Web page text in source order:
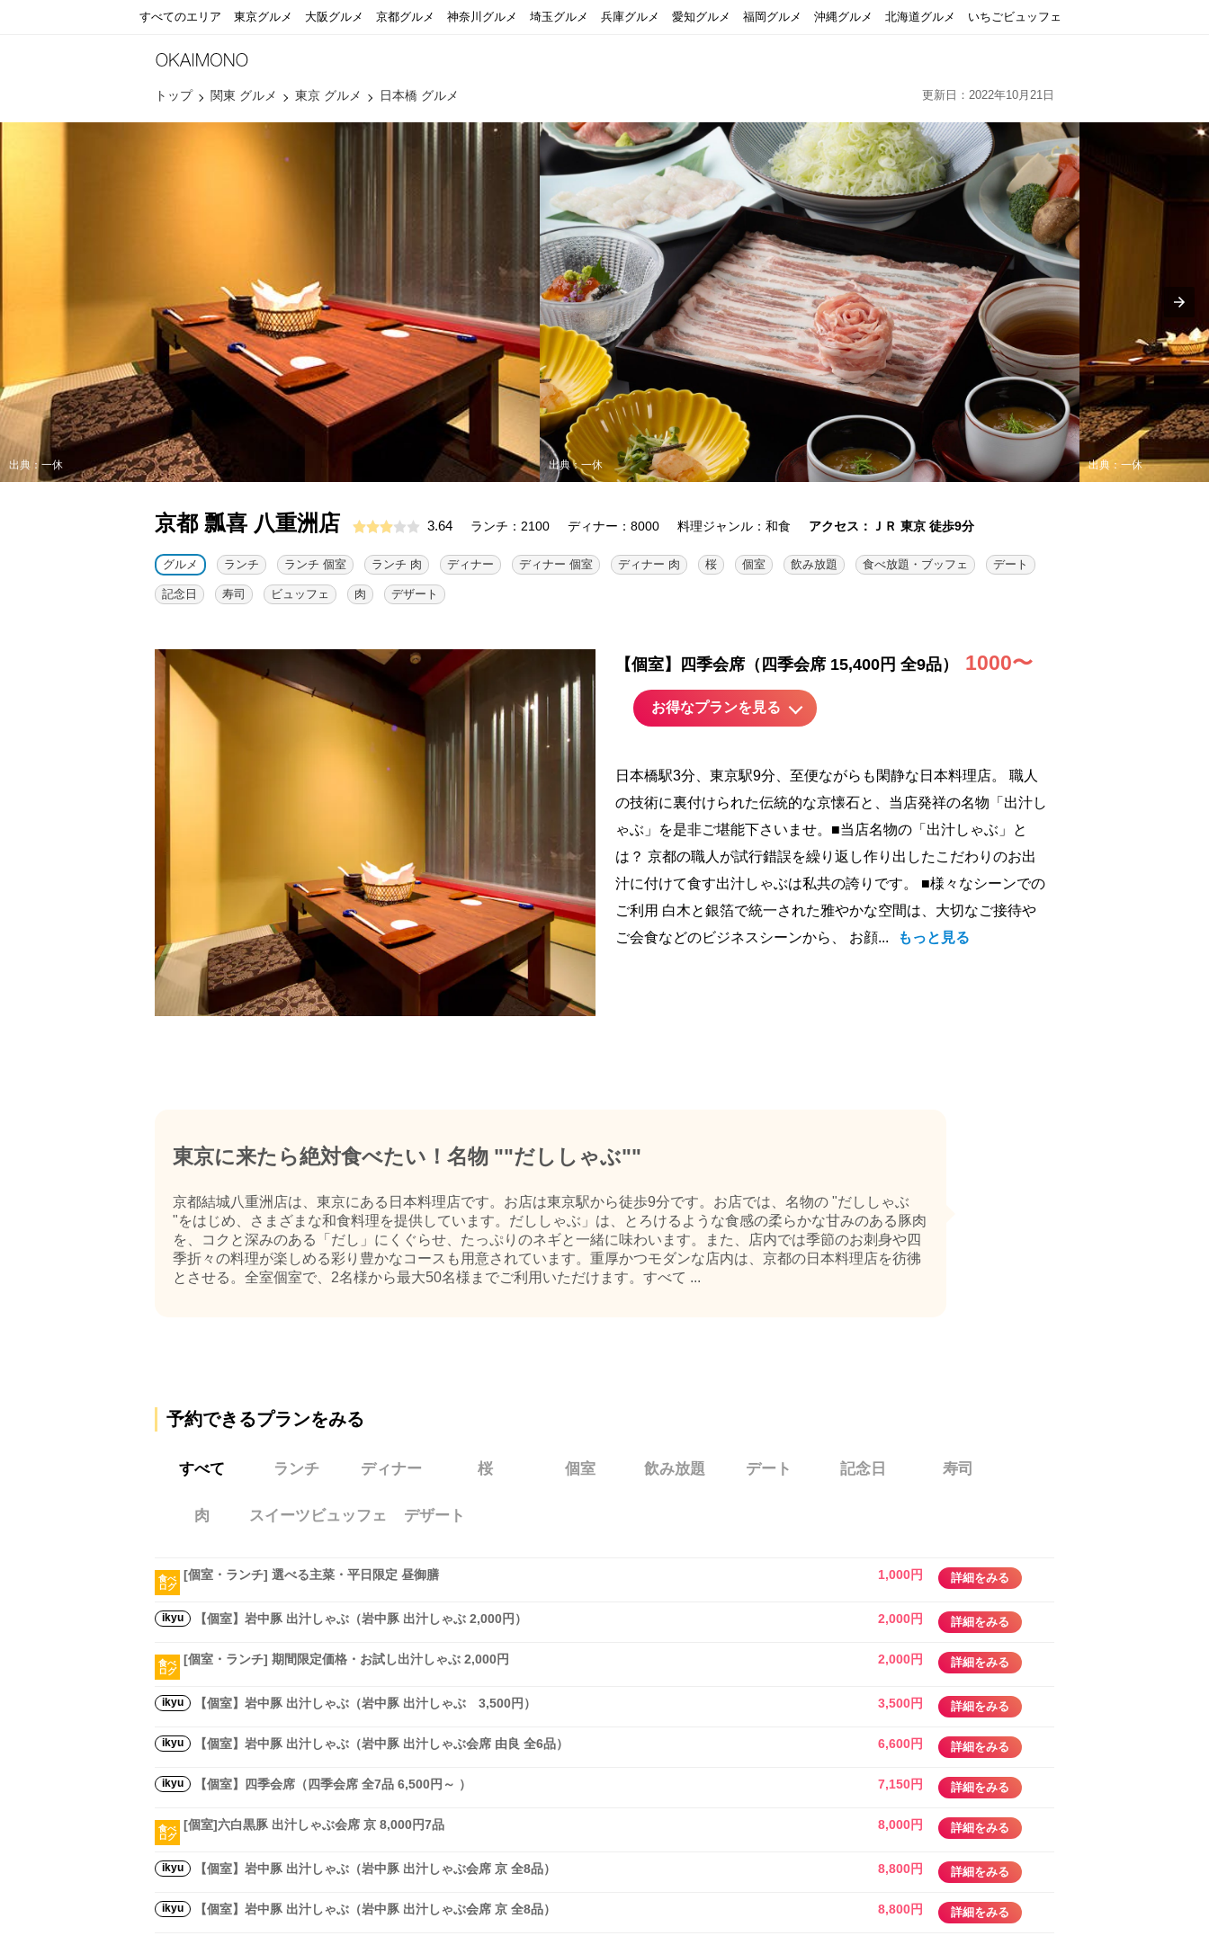
すべてのエリア 東京グルメ 大阪グルメ 京都グルメ 神奈川グルメ 埼玉グルメ 兵庫グルメ 愛知グルメ 福岡グルメ 沖縄グルメ 北海道グルメ いちごビュッフェ
トップ 関東 グルメ 東京 グルメ 日本橋 グルメ 更新日：2022年10月21日
出典：一休 出典：一休 出典：一休
京都 瓢喜 八重洲店 3.64 ランチ：2100 ディナー：8000 料理ジャンル：和食 アクセス：ＪＲ 東京 徒歩9分
グルメ ランチ ランチ 個室 ランチ 肉 ディナー ディナー 個室 ディナー 肉 桜 個室 飲み放題 食べ放題・ブッフェ デート
記念日 寿司 ビュッフェ 肉 デザート
【個室】四季会席（四季会席 15,400円 全9品） 1000〜
お得なプランを見る
日本橋駅3分、東京駅9分、至便ながらも閑静な日本料理店。 職人
の技術に裏付けられた伝統的な京懐石と、当店発祥の名物「出汁し
ゃぶ」を是非ご堪能下さいませ。■当店名物の「出汁しゃぶ」と
は？ 京都の職人が試行錯誤を繰り返し作り出したこだわりのお出
汁に付けて食す出汁しゃぶは私共の誇りです。 ■様々なシーンでの
ご利用 白木と銀箔で統一された雅やかな空間は、大切なご接待や
ご会食などのビジネスシーンから、 お顔...
もっと見る
東京に来たら絶対食べたい！名物 ""だししゃぶ""
京都結城八重洲店は、東京にある日本料理店です。お店は東京駅から徒歩9分です。お店では、名物の "だししゃぶ
"をはじめ、さまざまな和食料理を提供しています。だししゃぶ」は、とろけるような食感の柔らかな甘みのある豚肉
を、コクと深みのある「だし」にくぐらせ、たっぷりのネギと一緒に味わいます。また、店内では季節のお刺身や四
季折々の料理が楽しめる彩り豊かなコースも用意されています。重厚かつモダンな店内は、京都の日本料理店を彷彿
とさせる。全室個室で、2名様から最大50名様までご利用いただけます。すべて ...
予約できるプランをみる
すべて
食べ
ログ
[個室・ランチ] 選べる主菜・平日限定 昼御膳 1,000円 詳細をみる
ikyu 【個室】岩中豚 出汁しゃぶ（岩中豚 出汁しゃぶ 2,000円） 2,000円 詳細をみる
食べ
ログ
[個室・ランチ] 期間限定価格・お試し出汁しゃぶ 2,000円 2,000円 詳細をみる
ikyu 【個室】岩中豚 出汁しゃぶ（岩中豚 出汁しゃぶ 3,500円） 3,500円 詳細をみる
ikyu 【個室】岩中豚 出汁しゃぶ（岩中豚 出汁しゃぶ会席 由良 全6品） 6,600円 詳細をみる
ikyu 【個室】四季会席（四季会席 全7品 6,500円～ ） 7,150円 詳細をみる
食べ
ログ
[個室]六白黒豚 出汁しゃぶ会席 京 8,000円7品 8,000円 詳細をみる
ikyu 【個室】岩中豚 出汁しゃぶ（岩中豚 出汁しゃぶ会席 京 全8品） 8,800円 詳細をみる
ikyu 【個室】岩中豚 出汁しゃぶ（岩中豚 出汁しゃぶ会席 京 全8品） 8,800円 詳細をみる
ランチ ディナー 桜 個室 飲み放題 デート 記念日 寿司
肉 スイーツビュッフェ デザート